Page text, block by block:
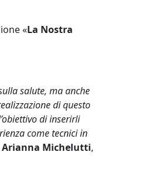
«La Nostra
salute, ma anche
di questo
di inserirli
come tecnici in
Arianna Michelutti,